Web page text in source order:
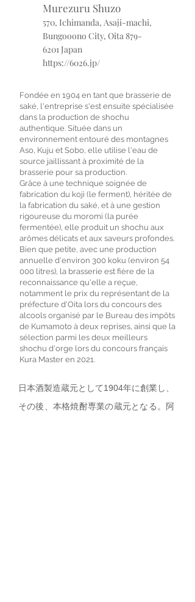
Murezuru Shuzo
570, Ichimanda, Asaji-machi,
Bungooono City, Oita879-
6201 Japan
https://6026.jp/
Fondée en 1904 en tant que brasserie de
saké, l'entreprise s'est ensuite spécialisée
dans la production de shochu
authentique. Située dans un
environnement entouré des montagnes
Aso, Kuju et Sobo, elle utilise l'eau de
source jaillissant à proximité de la
brasserie pour sa production.
Grâce à une technique soignée de
fabrication du koji (le ferment), héritée de
la fabrication du saké, et à une gestion
rigoureuse du moromi (la purée
fermentée), elle produit un shochu aux
arômes délicats et aux saveurs profondes.
Bien que petite, avec une production
annuelle d'environ 300 koku (environ 54
000 litres), la brasserie est fière de la
reconnaissance qu'elle a reçue,
notamment le prix du représentant de la
préfecture d'Oita lors du concours des
alcools organisé par le Bureau des impôts
de Kumamoto à deux reprises, ainsi que la
sélection parmi les deux meilleurs
shochu d'orge lors du concours français
Kura Master en 2021.
日本酒製造蔵元として1904年に創業し、
その後、本格焼酎専業の蔵元となる。阿